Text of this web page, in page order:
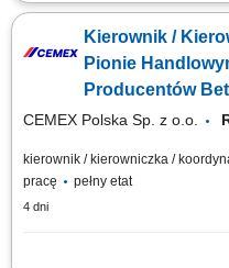
sprzedażowych; Inspirowanie
na wspólnych wartościach;
Kierownik /
Pionie
Producentów
CEMEX Polska Sp. z o.o.
kierownik / kierowniczka /
pracę
pełny etat
4 dni